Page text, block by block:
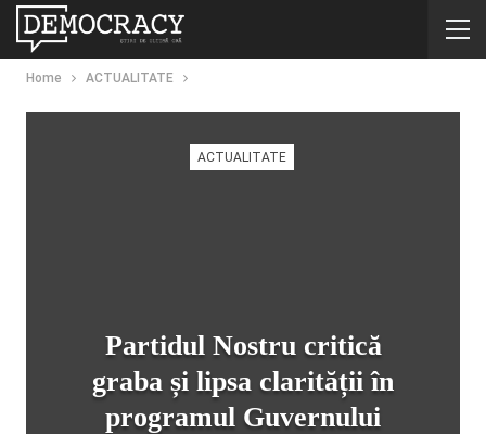
Home ACTUALITATE
ACTUALITATE
Partidul Nostru critică
graba și lipsa clarității în
programul Guvernului